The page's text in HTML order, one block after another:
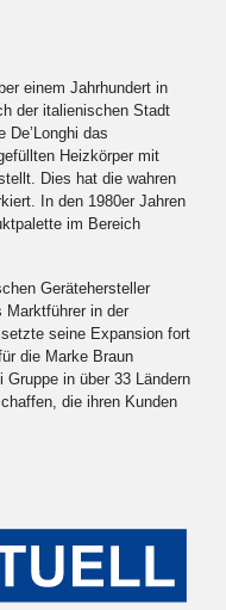
einem Jahrhundert in
der italienischen Stadt
das
Heizkörper mit
Dies hat die wahren
In den 1980er Jahren
im Bereich
Gerätehersteller
Marktführer in der
seine Expansion fort
die Marke Braun
Gruppe in über 33 Ländern
die ihren Kunden